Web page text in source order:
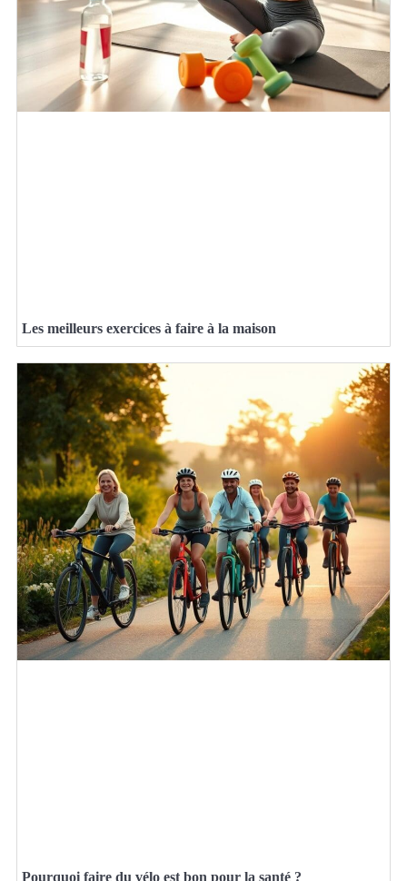
Les meilleurs exercices à faire à la maison
Pourquoi faire du vélo est bon pour la santé ?